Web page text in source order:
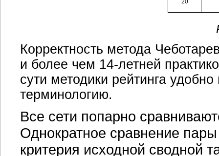
20
Корректность метода
и более чем 14-летней
сути методики рейтинга
терминологию.
Все сети попарно
Однократное сравнение
критерия исходной сводной